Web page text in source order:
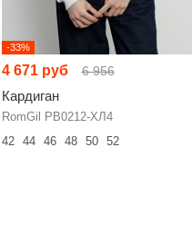
-33%
4 671 руб 6 956
Кардиган
RomGil РВ0212-ХЛ4
42
44 46 48 50 52